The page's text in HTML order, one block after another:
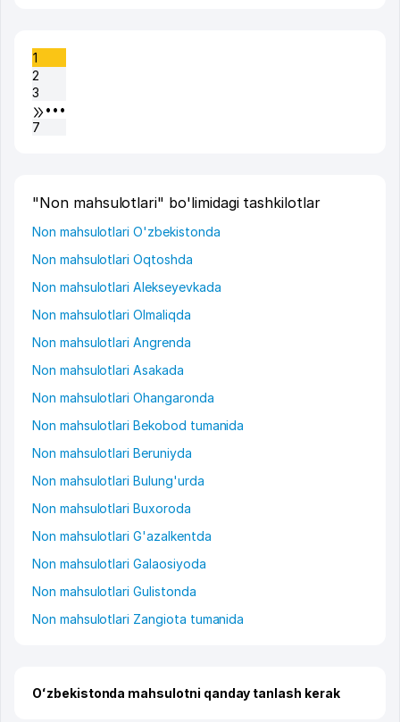
1
2
3
•••
7
"Non mahsulotlari" bo'limidagi tashkilotlar
Non mahsulotlari O'zbekistonda
Non mahsulotlari Oqtoshda
Non mahsulotlari Alekseyevkada
Non mahsulotlari Olmaliqda
Non mahsulotlari Angrenda
Non mahsulotlari Asakada
Non mahsulotlari Ohangaronda
Non mahsulotlari Bekobod tumanida
Non mahsulotlari Beruniyda
Non mahsulotlari Bulung'urda
Non mahsulotlari Buxoroda
Non mahsulotlari G'azalkentda
Non mahsulotlari Galaosiyoda
Non mahsulotlari Gulistonda
Non mahsulotlari Zangiota tumanida
Oʻzbekistonda mahsulotni qanday tanlash kerak